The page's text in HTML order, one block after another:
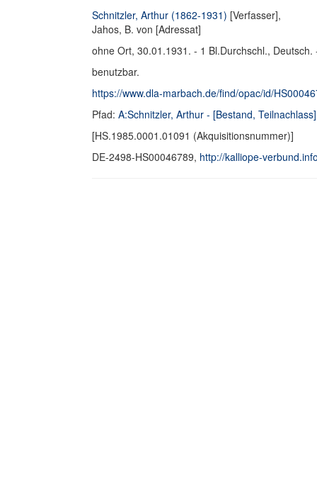
Schnitzler, Arthur (1862-1931) [Verfasser],
Jahos, B. von [Adressat]
ohne Ort, 30.01.1931. - 1 Bl.Durchschl., Deutsch.
benutzbar.
https://www.dla-marbach.de/find/opac/id/
Pfad: A:Schnitzler, Arthur - [Bestand, Teilnachlass]
[HS.1985.0001.01091 (Akquisitionsnummer)]
DE-2498-HS00046789, http://kalliope-